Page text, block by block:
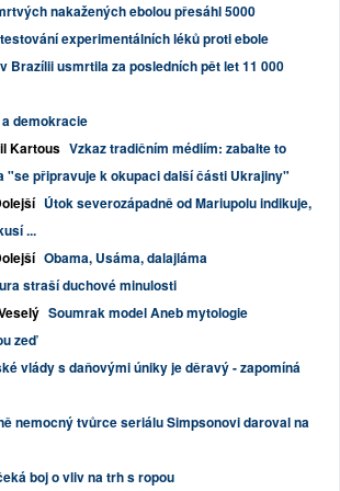
nakažených ebolou přesáhl 5000
experimentálních léků proti ebole
Brazílii usmrtila za posledních pět let 11 000
demokracie
Kartous Vzkaz tradičním médiím: zabalte to
"se připravuje k okupaci další části Ukrajiny"
Útok severozápadně od Mariupolu indikuje,
...
Obama, Usáma, dalajláma
straší duchové minulosti
Soumrak model Aneb mytologie
zeď
vlády s daňovými úniky je děravý - zapomíná
nemocný tvůrce seriálu Simpsonovi daroval na
boj o vliv na trh s ropou